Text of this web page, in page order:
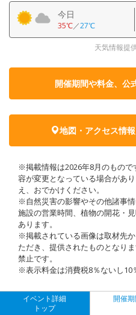
今日
35℃／27℃
天気情報提
開催期間や料金、公
地図・アクセス情
※掲載情報は2026年8月のもの
容が変更となっている場合があ
え、おでかけください。
※自然災害の影響やその他諸事情
施設の営業時間、植物の開花・
あります。
※掲載されている画像は取材先
ただき、提供されたものとなり
禁止です。
※表示料金は消費税8％ないし10
イベント詳細
トップ
開催